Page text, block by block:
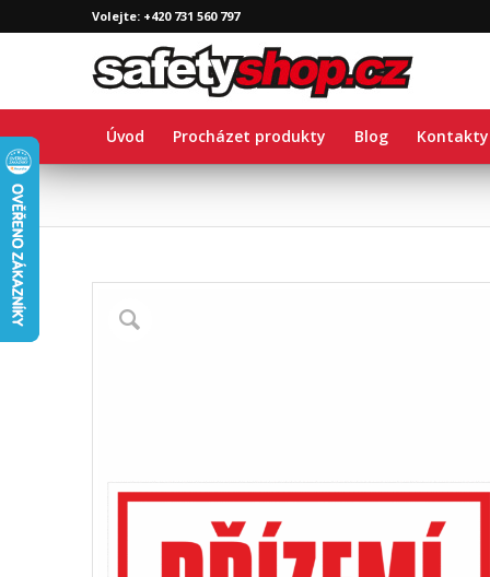
Volejte: +420 731 560 797
Úvod Procházet produkty Blog Kontakty